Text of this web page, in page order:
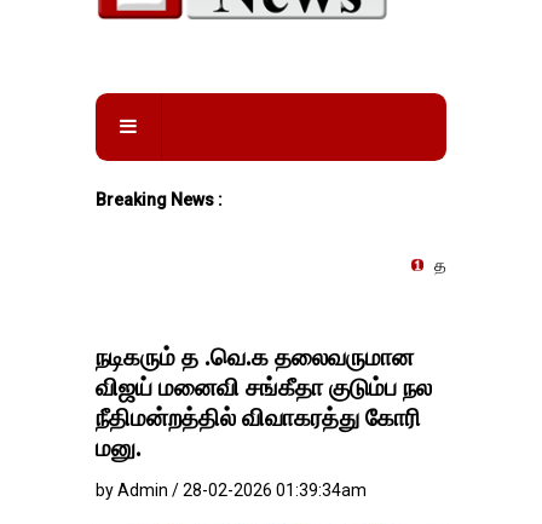
Breaking News :
தங்கம்-வெள்ளி விலை
நடிகரும் த .வெ.க தலைவருமான
விஜய் மனைவி சங்கீதா குடும்ப நல
நீதிமன்றத்தில் விவாகரத்து கோரி
மனு.
by Admin / 28-02-2026 01:39:34am